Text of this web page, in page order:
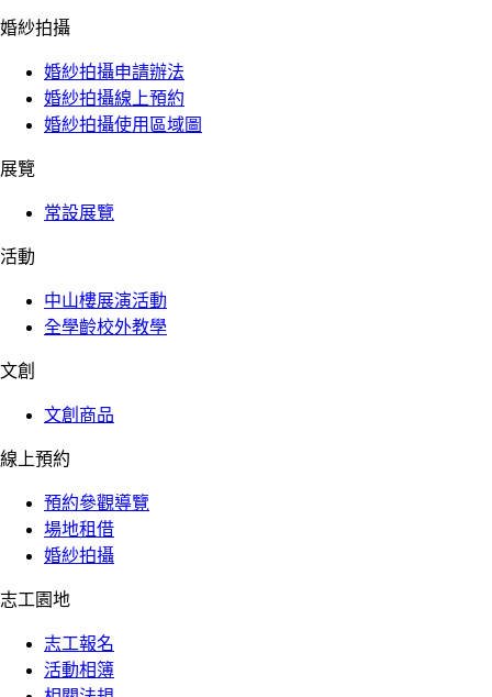
婚紗拍攝
婚紗拍攝申請辦法
婚紗拍攝線上預約
婚紗拍攝使用區域圖
展覽
常設展覽
活動
中山樓展演活動
全學齡校外教學
文創
文創商品
線上預約
預約參觀導覽
場地租借
婚紗拍攝
志工園地
志工報名
活動相簿